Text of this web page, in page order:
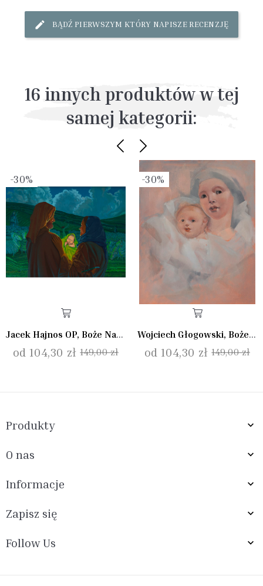
BĄDŹ PIERWSZYM KTÓRY NAPISZE RECENZJĘ
16 innych produktów w tej
samej kategorii:
-30%
Jacek Hajnos OP, Boże Narodzenie II
od 104,30 zł149,00 zł
-30%
Wojciech Głogowski, Boże Narodzenie II
od 104,30 zł149,00 zł
Produkty 
O nas 
Informacje 
Zapisz się 
Follow Us 